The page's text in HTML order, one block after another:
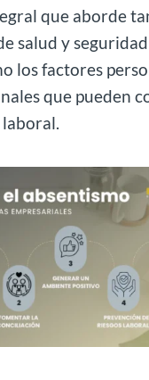
que aborde
salud y
los factores
que pueden